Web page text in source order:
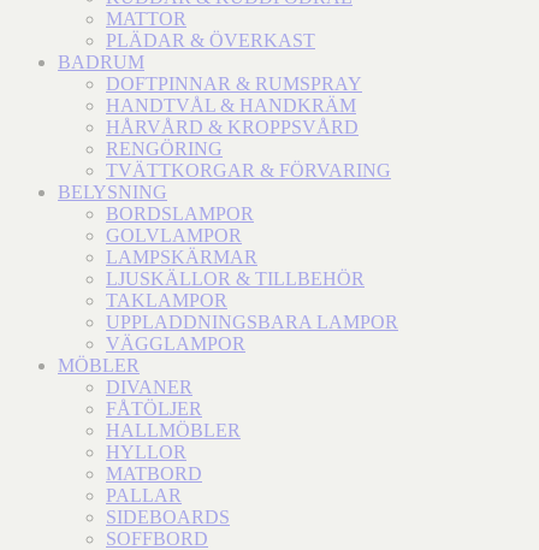
MATTOR
PLÄDAR & ÖVERKAST
BADRUM
DOFTPINNAR & RUMSPRAY
HANDTVÅL & HANDKRÄM
HÅRVÅRD & KROPPSVÅRD
RENGÖRING
TVÄTTKORGAR & FÖRVARING
BELYSNING
BORDSLAMPOR
GOLVLAMPOR
LAMPSKÄRMAR
LJUSKÄLLOR & TILLBEHÖR
TAKLAMPOR
UPPLADDNINGSBARA LAMPOR
VÄGGLAMPOR
MÖBLER
DIVANER
FÅTÖLJER
HALLMÖBLER
HYLLOR
MATBORD
PALLAR
SIDEBOARDS
SOFFBORD